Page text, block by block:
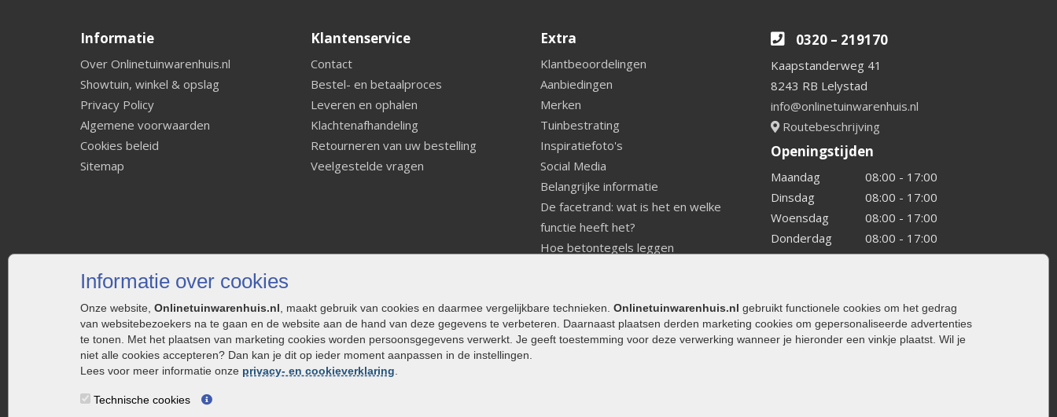
Informatie over cookies
Onze website, Onlinetuinwarenhuis.nl , maakt gebruik van cookies en daarmee vergelijkbare technieken. Onlinetuinwarenhuis.nl gebruikt functionele cookies om het gedrag
van websitebezoekers na te gaan en de website aan de hand van deze gegevens te verbeteren. Daarnaast plaatsen derden marketing cookies om gepersonaliseerde advertenties
te tonen. Met het plaatsen van marketing cookies worden persoonsgegevens verwerkt. Je geeft toestemming voor deze verwerking wanneer je hieronder een vinkje plaatst. Wil je
niet alle cookies accepteren? Dan kan je dit op ieder moment aanpassen in de instellingen.
Lees voor meer informatie onze privacy- en cookieverklaring
Technische cookies
Informatie
Over Onlinetuinwarenhuis.nl
Showtuin, winkel & opslag
Privacy Policy
Algemene voorwaarden
Cookies beleid
Sitemap
Klantenservice
Contact
Bestel- en betaalproces
Leveren en ophalen
Klachtenafhandeling
Retourneren van uw bestelling
Veelgestelde vragen
Extra
Klantbeoordelingen
Aanbiedingen
Merken
Tuinbestrating
Inspiratiefoto's
Social Media
Belangrijke informatie
De facetrand: wat is het en welke
functie heeft het?
Hoe betontegels leggen
Welke tuinstijl past bij mij
Strakke tuin inrichten
Legverbanden gebakken bestrating
0320 – 219170
Kaapstanderweg 41
8243 RB Lelystad
info@onlinetuinwarenhuis.nl
Routebeschrijving
Openingstijden
Maandag
08:00 - 17:00
Dinsdag
08:00 - 17:00
Woensdag
08:00 - 17:00
Donderdag
08:00 - 17:00
Vrijdag
08:00 - 17:00